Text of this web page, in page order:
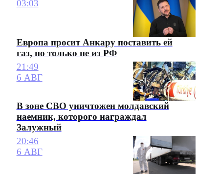
03:03
Европа просит Анкару поставить ей
газ, но только не из РФ
21:49
6 АВГ
В зоне СВО уничтожен молдавский
наемник, которого награждал
Залужный
20:46
6 АВГ